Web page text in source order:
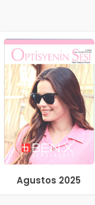
Agustos 2025